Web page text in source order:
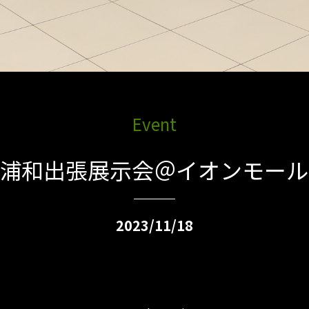
Event
和出張展示会＠イオンモー
2023/11/18